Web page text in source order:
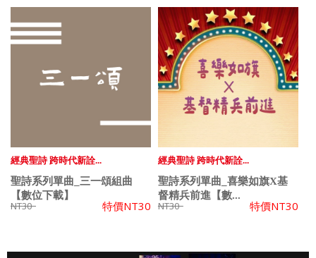
經典聖詩 跨時代新詮...
聖詩系列單曲_三一頌組曲
【數位下載】
NT30 特價NT30
經典聖詩 跨時代新詮...
聖詩系列單曲_喜樂如旗X基
督精兵前進【數...
NT30 特價NT30